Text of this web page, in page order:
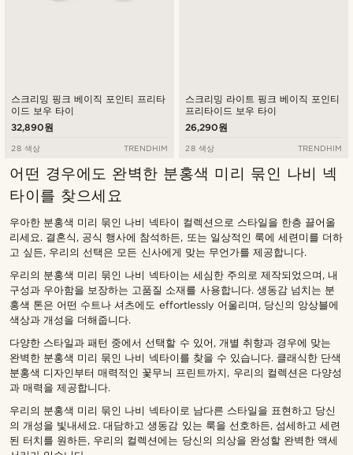
스크리밍 핑크 베이직 포인티 프리타
이드 보우 타이
32,890원
28 색상 TRENDHIM
스크리밍 라이트 핑크 베이직 포인티
프리타이드 보우 타이
26,290원
28 색상 TRENDHIM
어떤 경우에도 완벽한 분홍색 미리 묶인 나비 넥
타이를 찾으세요
우아한 분홍색 미리 묶인 나비 넥타이 컬렉션으로 스타일을 한층 끌어올
리세요. 결혼식, 공식 행사에 참석하든, 또는 일상적인 룩에 세련미를 더하
고 싶든, 우리의 선택은 모든 신사에게 맞는 무언가를 제공합니다.
우리의 분홍색 미리 묶인 나비 넥타이는 세심한 주의로 제작되었으며, 내
구성과 우아함을 보장하는 고품질 소재를 사용합니다. 생동감 넘치는 분
홍색 톤은 어떤 수트나 셔츠에도 effortlessly 어울리며, 당신의 앙상블에
색상과 개성을 더해줍니다.
다양한 스타일과 패턴 중에서 선택할 수 있어, 개별 취향과 경우에 맞는
완벽한 분홍색 미리 묶인 나비 넥타이를 찾을 수 있습니다. 클래식한 단색
분홍색 디자인부터 매력적인 꽃무늬 프린트까지, 우리의 컬렉션은 다양성
과 매력을 제공합니다.
우리의 분홍색 미리 묶인 나비 넥타이로 남다른 스타일을 표현하고 당신
의 개성을 빛내세요. 대담하고 생동감 있는 룩을 선호하든, 섬세하고 세련
된 터치를 원하든, 우리의 컬렉션에는 당신의 의상을 완성할 완벽한 액세